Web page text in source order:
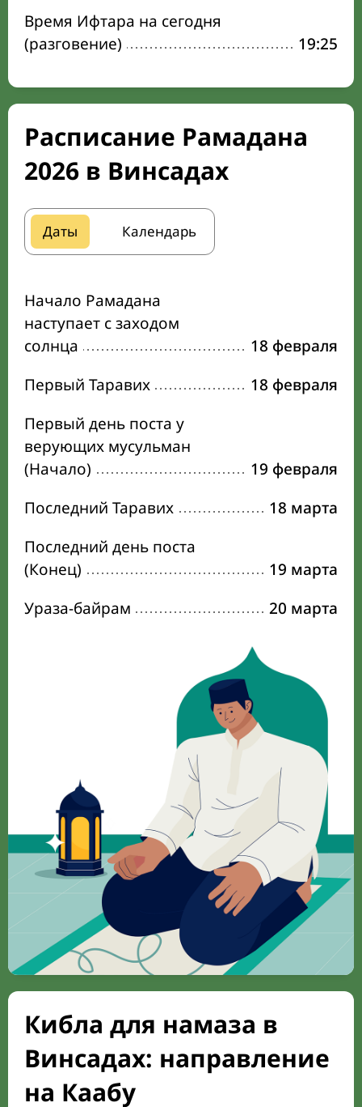
Время Ифтара на сегодня
(разговение)
19:25
Расписание Рамадана
2026 в Винсадах
Даты Календарь
Начало Рамадана
наступает с заходом
солнца
18 февраля
Первый Таравих
18 февраля
Первый день поста у
верующих мусульман
(Начало)
19 февраля
Последний Таравих
18 марта
Последний день поста
(Конец)
19 марта
Ураза-байрам
20 марта
Кибла для намаза в
Винсадах: направление
на Каабу